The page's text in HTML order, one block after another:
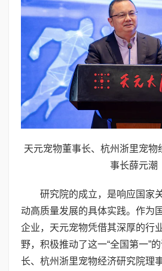
天元宠物董事长、杭州浙里宠物
事长薛元潮
研究院的成立，是响应国家
动高质量发展的具体实践。作为
企业，天元宠物凭借其深厚的行
野，积极推动了这一“全国第一”
长、杭州浙里宠物经济研究院理